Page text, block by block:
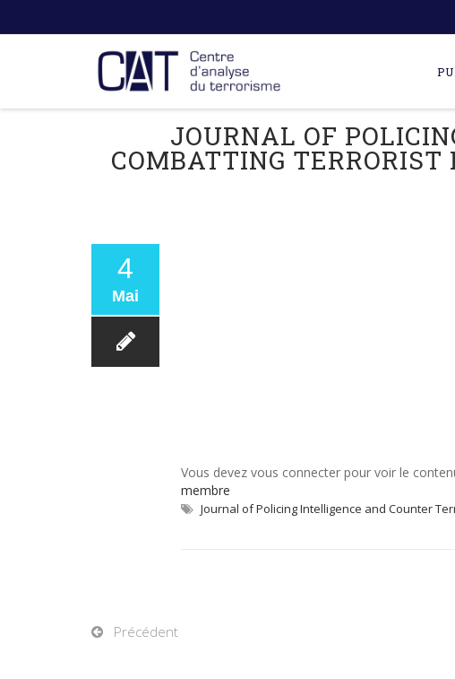
JOURNAL OF
COMBATTING TERRORIST
4
Mai
Vous devez vous connecter pour voir le
membre
Journal of Policing Intelligence and Counter
Précédent